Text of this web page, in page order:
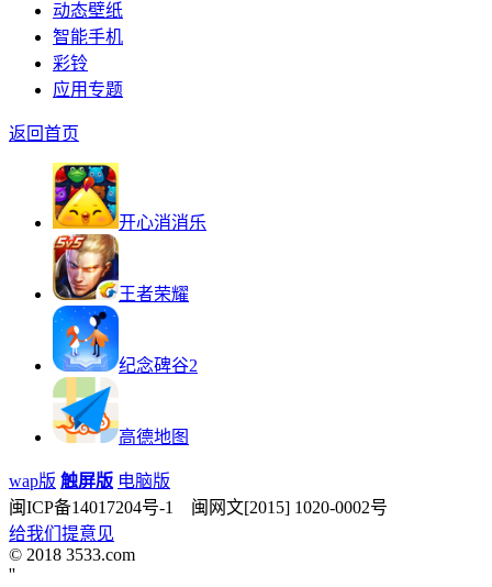
动态壁纸
智能手机
彩铃
应用专题
返回首页
开心消消乐
王者荣耀
纪念碑谷2
高德地图
wap版 触屏版 电脑版
闽ICP备14017204号-1 闽网文[2015] 1020-0002号
给我们提意见
© 2018 3533.com
''